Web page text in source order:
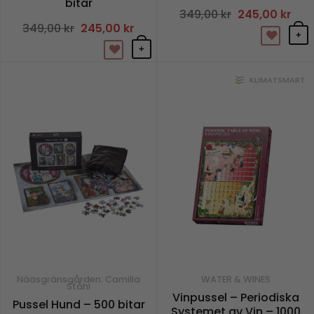
349,00kr Det
ursprungliga
priset
349,00 kr.
245,00 krDet
nuvarande
priset
är:
245,00 kr.
+
349,00kr Det
ursprungliga
priset
349,00 kr.
245,00 krDet
är:
+
Nääsgränsgården: Camilla
Ståhl
Pussel Hund – 500 bitar
KLIMATSMART
WATER & WINES
Vinpussel – Periodiska